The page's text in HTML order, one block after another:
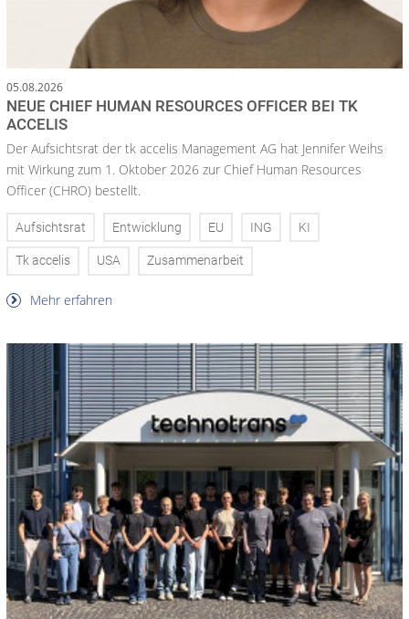
05.08.2026
NEUE CHIEF HUMAN RESOURCES OFFICER BEI TK
ACCELIS
Der Aufsichtsrat der tk accelis Management AG hat Jennifer Weihs
mit Wirkung zum 1. Oktober 2026 zur Chief Human Resources
Officer (CHRO) bestellt.
Aufsichtsrat Entwicklung EU ING KI
Tk accelis USA Zusammenarbeit
Mehr erfahren